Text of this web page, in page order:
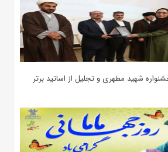
شهید مطهری و تجلیل از اساتید برتر